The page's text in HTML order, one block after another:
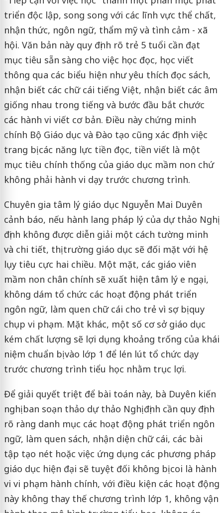
triển độc lập, song song với các lĩnh vực thể chất,
nhận thức, ngôn ngữ, thẩm mỹ và tình cảm - xã
hội. Văn bản này quy định rõ trẻ 5 tuổi cần đạt
mục tiêu sẵn sàng cho việc học đọc, học viết
thông qua các biểu hiện như yêu thích đọc sách,
nhận biết các chữ cái tiếng Việt, nhận biết các âm
giống nhau trong tiếng và bước đầu bắt chước
các hành vi viết cơ bản. Điều này chứng minh
chính Bộ Giáo dục và Đào tạo cũng xác định việc
trang bị các năng lực tiền đọc, tiền viết là một
mục tiêu chính thống của giáo dục mầm non chứ
không phải hành vi dạy trước chương trình.
Chuyên gia tâm lý giáo dục Nguyễn Mai Duyên
cảnh báo, nếu hành lang pháp lý của dự thảo Nghị
định không được diễn giải một cách tường minh
và chi tiết, thị trường giáo dục sẽ đối mặt với hệ
lụy tiêu cực hai chiều. Một mặt, các giáo viên
mầm non chân chính sẽ xuất hiện tâm lý e ngại,
không dám tổ chức các hoạt động phát triển
ngôn ngữ, làm quen chữ cái cho trẻ vì sợ bị quy
chụp vi phạm. Mặt khác, một số cơ sở giáo dục
kém chất lượng sẽ lợi dụng khoảng trống của khái
niệm chuẩn bị vào lớp 1 để lén lút tổ chức dạy
trước chương trình tiểu học nhằm trục lợi.
Để giải quyết triệt để bài toán này, bà Duyên kiến
nghị ban soạn thảo dự thảo Nghị định cần quy định
rõ ràng danh mục các hoạt động phát triển ngôn
ngữ, làm quen sách, nhận diện chữ cái, các bài
tập tạo nét hoặc việc ứng dụng các phương pháp
giáo dục hiện đại sẽ tuyệt đối không bị coi là hành
vi vi phạm hành chính, với điều kiện các hoạt động
này không thay thế chương trình lớp 1, không vận